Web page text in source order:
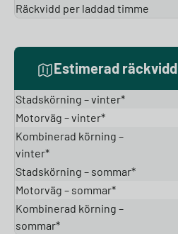
Räckvidd per laddad timme
Estimerad räckvidd
Stadskörning – vinter*
Motorväg – vinter*
Kombinerad körning –
vinter*
Stadskörning – sommar*
Motorväg – sommar*
Kombinerad körning –
sommar*